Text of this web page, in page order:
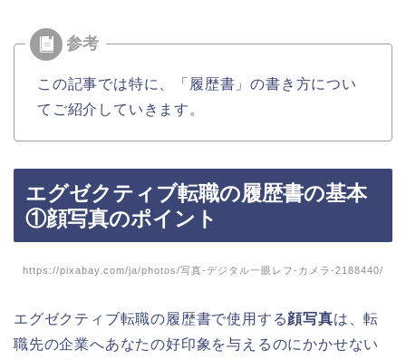
この記事では特に、「履歴書」の書き方につい
てご紹介していきます。
エグゼクティブ転職の履歴書の基本
①顔写真のポイント
https://pixabay.com/ja/photos/写真-デジタル一眼レフ-カメラ-2188440/
エグゼクティブ転職の履歴書で使用する顔写真は、転
職先の企業へあなたの好印象を与えるのにかかせない